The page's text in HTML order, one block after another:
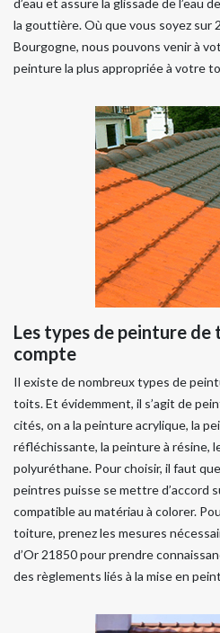
d’eau et assure la glissade de l’eau
la gouttière. Où que vous soyez sur
Bourgogne, nous pouvons venir à
peinture la plus appropriée à votre
Les types de peinture
compte
Il existe de nombreux types de
toits. Et évidemment, il s’agit de
cités, on a la peinture acrylique, la
réfléchissante, la peinture à résine,
polyuréthane. Pour choisir, il faut
peintres puisse se mettre d’accord
compatible au matériau à colorer.
toiture, prenez les mesures
d’Or 21850 pour prendre
des règlements liés à la mise en